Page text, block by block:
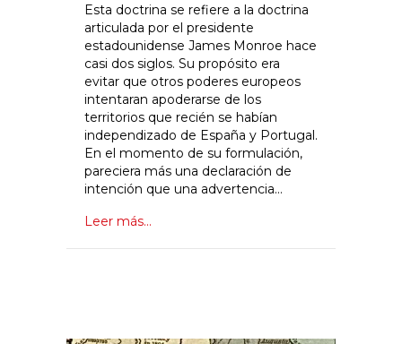
Esta doctrina se refiere a la doctrina
articulada por el presidente
estadounidense James Monroe hace
casi dos siglos. Su propósito era
evitar que otros poderes europeos
intentaran apoderarse de los
territorios que recién se habían
independizado de España y Portugal.
En el momento de su formulación,
pareciera más una declaración de
intención que una advertencia…
Leer más...